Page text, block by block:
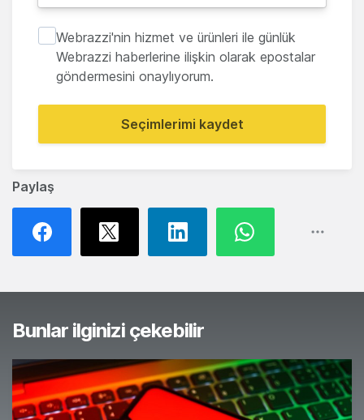
Paylaş
Webrazzi'nin hizmet ve ürünleri ile günlük
Webrazzi haberlerine ilişkin olarak epostalar
göndermesini onaylıyorum.
Seçimlerimi kaydet
Bunlar ilginizi çekebilir